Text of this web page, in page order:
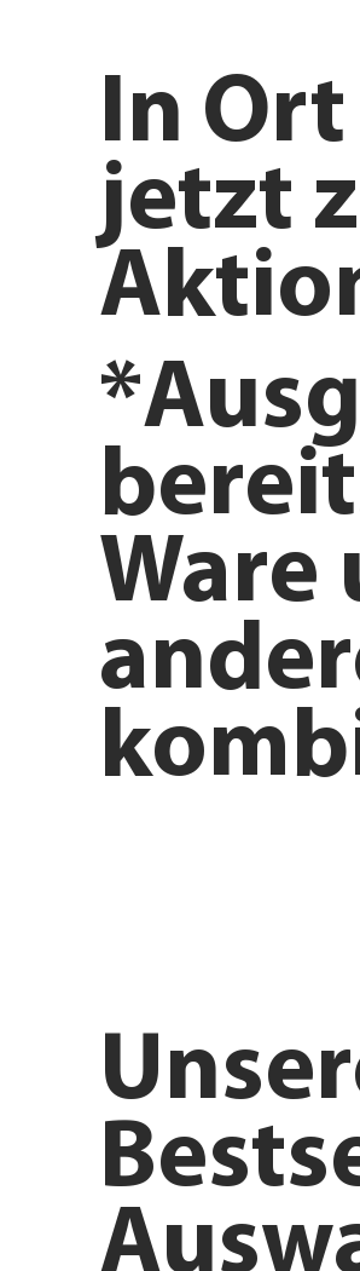
jetzt
In Ort
Ware